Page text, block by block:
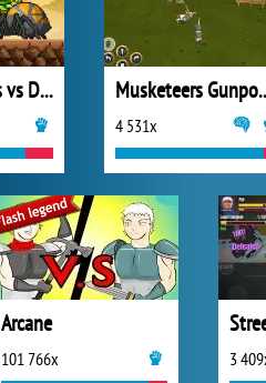
Clicker Knights vs Dragons
4 531x
Arcane
101 766x 3